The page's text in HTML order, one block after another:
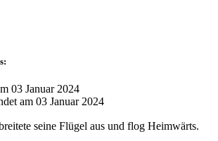
03 Januar 2024
am 03 Januar 2024
seine Flügel aus und flog Heimwärts.